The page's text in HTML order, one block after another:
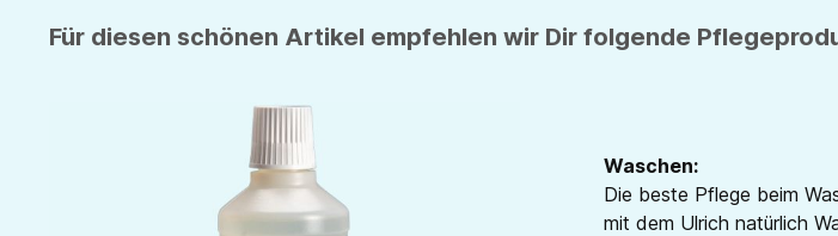
Für diesen schönen Artikel empfehlen wir Dir folgende
Waschen:
Die beste Pflege beim
mit dem Ulrich natürlich